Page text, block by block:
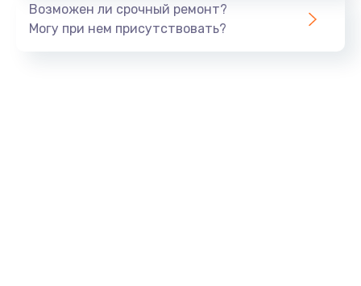
Возможен ли срочный ремонт?
Могу при нем присутствовать?